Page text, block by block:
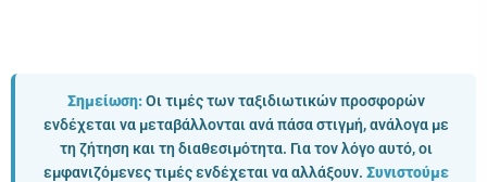
Σημείωση:Οι τιμές των ταξιδιωτικών προσφορών
ενδέχεται να μεταβάλλονται ανά πάσα στιγμή, ανάλογα με
τη ζήτηση και τη διαθεσιμότητα. Για τον λόγο αυτό, οι
εμφανιζόμενες τιμές ενδέχεται να αλλάξουν. Συνιστούμε